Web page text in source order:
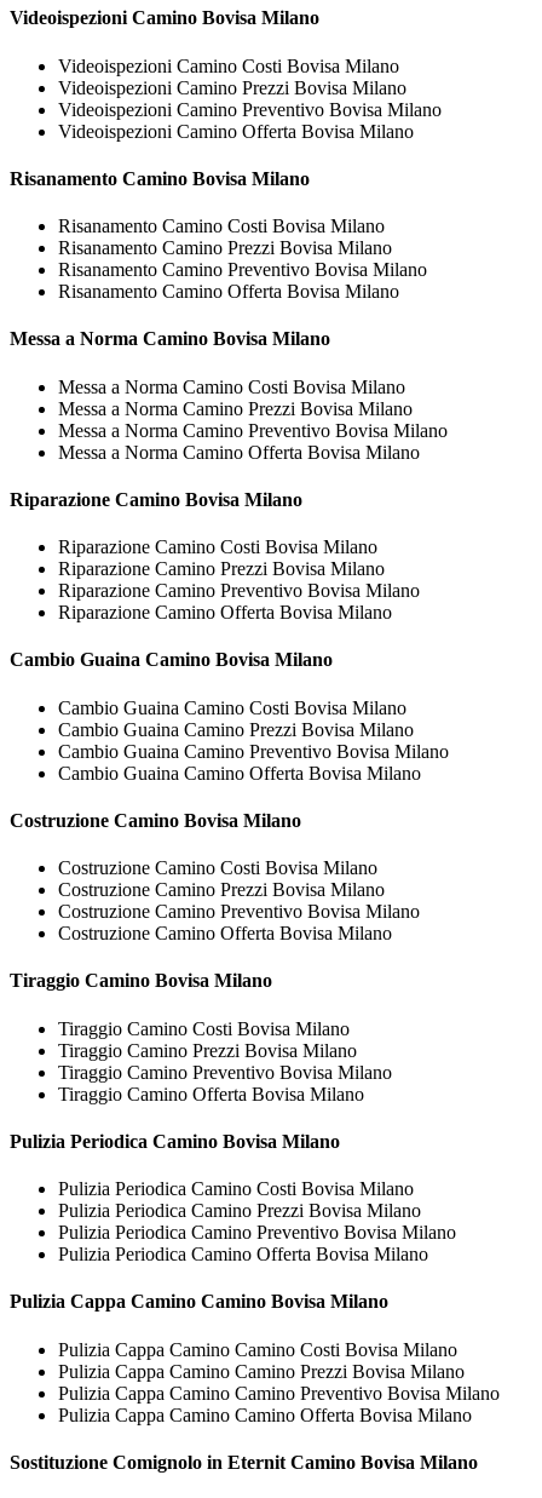
Videoispezioni Camino Bovisa Milano
Videoispezioni Camino Costi Bovisa Milano
Videoispezioni Camino Prezzi Bovisa Milano
Videoispezioni Camino Preventivo Bovisa Milano
Videoispezioni Camino Offerta Bovisa Milano
Risanamento Camino Bovisa Milano
Risanamento Camino Costi Bovisa Milano
Risanamento Camino Prezzi Bovisa Milano
Risanamento Camino Preventivo Bovisa Milano
Risanamento Camino Offerta Bovisa Milano
Messa a Norma Camino Bovisa Milano
Messa a Norma Camino Costi Bovisa Milano
Messa a Norma Camino Prezzi Bovisa Milano
Messa a Norma Camino Preventivo Bovisa Milano
Messa a Norma Camino Offerta Bovisa Milano
Riparazione Camino Bovisa Milano
Riparazione Camino Costi Bovisa Milano
Riparazione Camino Prezzi Bovisa Milano
Riparazione Camino Preventivo Bovisa Milano
Riparazione Camino Offerta Bovisa Milano
Cambio Guaina Camino Bovisa Milano
Cambio Guaina Camino Costi Bovisa Milano
Cambio Guaina Camino Prezzi Bovisa Milano
Cambio Guaina Camino Preventivo Bovisa Milano
Cambio Guaina Camino Offerta Bovisa Milano
Costruzione Camino Bovisa Milano
Costruzione Camino Costi Bovisa Milano
Costruzione Camino Prezzi Bovisa Milano
Costruzione Camino Preventivo Bovisa Milano
Costruzione Camino Offerta Bovisa Milano
Tiraggio Camino Bovisa Milano
Tiraggio Camino Costi Bovisa Milano
Tiraggio Camino Prezzi Bovisa Milano
Tiraggio Camino Preventivo Bovisa Milano
Tiraggio Camino Offerta Bovisa Milano
Pulizia Periodica Camino Bovisa Milano
Pulizia Periodica Camino Costi Bovisa Milano
Pulizia Periodica Camino Prezzi Bovisa Milano
Pulizia Periodica Camino Preventivo Bovisa Milano
Pulizia Periodica Camino Offerta Bovisa Milano
Pulizia Cappa Camino Camino Bovisa Milano
Pulizia Cappa Camino Camino Costi Bovisa Milano
Pulizia Cappa Camino Camino Prezzi Bovisa Milano
Pulizia Cappa Camino Camino Preventivo Bovisa Milano
Pulizia Cappa Camino Camino Offerta Bovisa Milano
Sostituzione Comignolo in Eternit Camino Bovisa Milano